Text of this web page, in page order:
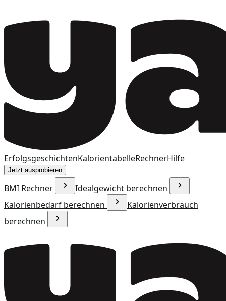
ErfolgsgeschichtenKalorientabelleRechnerHilfe
Jetzt ausprobieren
BMI Rechner
Idealgewicht berechnen
Kalorienbedarf berechnen
Kalorienverbrauch
berechnen